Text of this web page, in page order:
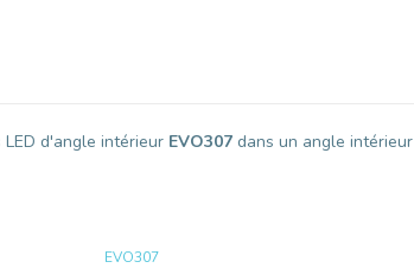
d'angle intérieur EVO307 dans un angle intérieur
EVO307